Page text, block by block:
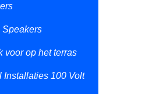
Speakers
voor op het terras
Installaties 100 Volt